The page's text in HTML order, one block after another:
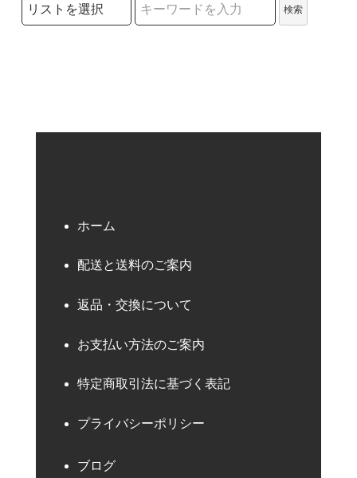
検索
ホーム
配送と送料のご案内
返品・交換について
お支払い方法のご案内
特定商取引法に基づく表記
プライバシーポリシー
ブログ